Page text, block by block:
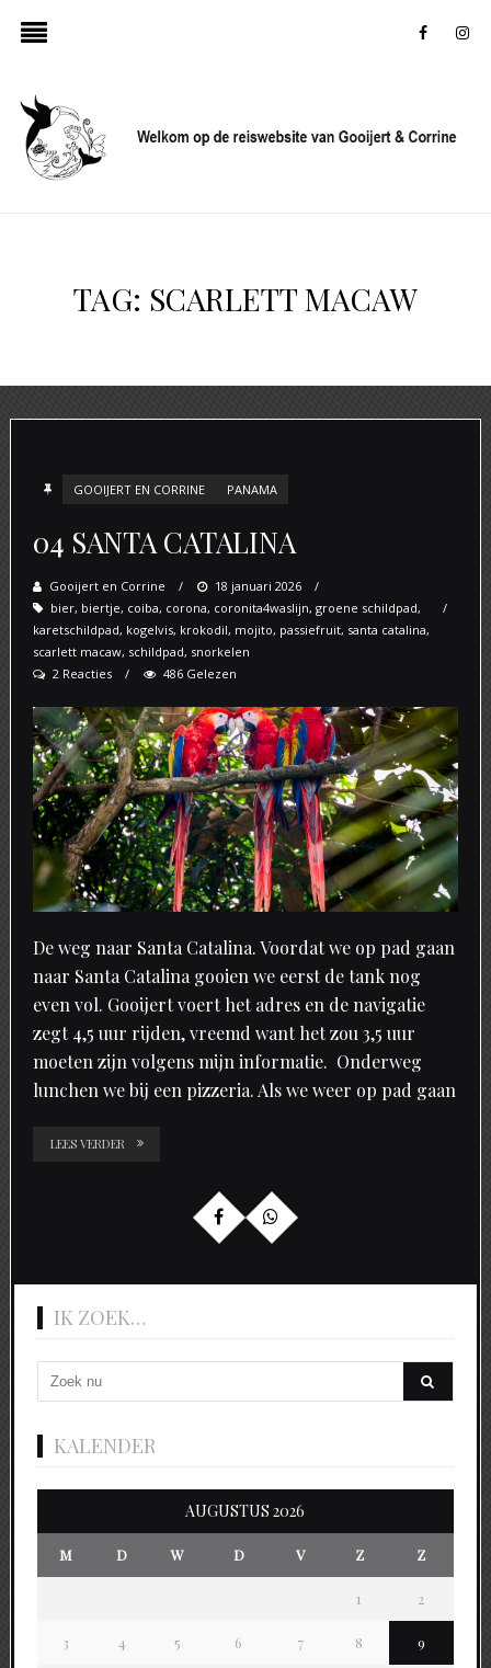
TAG: SCARLETT MACAW
GOOIJERT EN CORRINE PANAMA
04 SANTA CATALINA
Gooijert en Corrine
Posted
on
18 januari 2026
bier, biertje, coiba, corona, coronita4waslijn, groene schildpad,
karetschildpad, kogelvis, krokodil, mojito, passiefruit, santa catalina,
scarlett macaw, schildpad, snorkelen
2 Reacties
486 Gelezen
De weg naar Santa Catalina. Voordat we op pad gaan
naar Santa Catalina gooien we eerst de tank nog
even vol. Gooijert voert het adres en de navigatie
zegt 4,5 uur rijden, vreemd want het zou 3,5 uur
moeten zijn volgens mijn informatie. Onderweg
lunchen we bij een pizzeria. Als we weer op pad gaan
LEES VERDER
IK ZOEK…
KALENDER
AUGUSTUS 2026
M D W D V Z Z
1 2
3 4 5 6 7 8 9